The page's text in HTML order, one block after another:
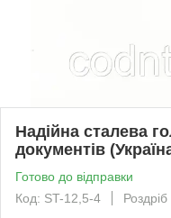
Надійна сталева
документів
Готово до відправки
Код: ST-12,5-4
Роздріб